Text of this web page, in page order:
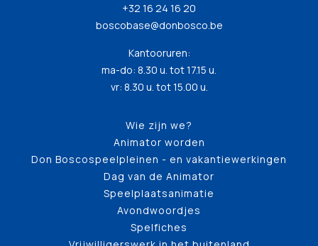
+32 16 24 16 20
boscobase@donbosco.be
Kantooruren:
ma-do: 8.30 u. tot 17.15 u.
vr: 8.30 u. tot 15.00 u.
Wie zijn we?
Animator worden
Don Boscospeelpleinen - en vakantiewerkingen
Dag van de Animator
Speelplaatsanimatie
Avondwoordjes
Spelfiches